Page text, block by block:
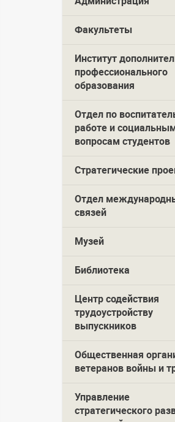
Факультеты
Институт
профессионального
образования
Отдел по
работе и
вопросам студентов
Стратегические
Отдел
связей
Музей
Библиотека
Центр содействия
трудоустройству
выпускников
Общественная
ветеранов войны и
Управление
стратегического